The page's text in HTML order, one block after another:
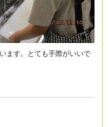
ます。とても手際がいいで